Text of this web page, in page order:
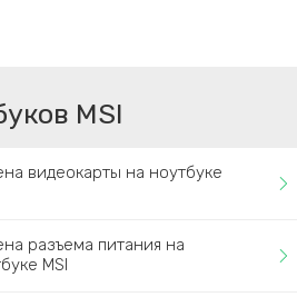
MSI
видеокарты на ноутбуке
разъема питания на
MSI